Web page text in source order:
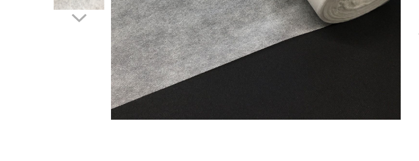
1 & 8 MARTIE
IARNA-CRACIUN-REVELION
SERVETELE CU BUZUNAR TACAMURI